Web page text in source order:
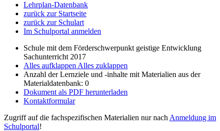
Lehrplan-Datenbank
zurück zur Startseite
zurück zur Schulart
Im Schulportal anmelden
Schule mit dem Förderschwerpunkt geistige Entwicklung
Sachunterricht 2017
Alles aufklappen Alles zuklappen
Anzahl der Lernziele und -inhalte mit Materialien aus der
Materialdatenbank: 0
Dokument als PDF herunterladen
Kontaktformular
Zugriff auf die fachspezifischen Materialien nur nach Anmeldung im
Schulportal!